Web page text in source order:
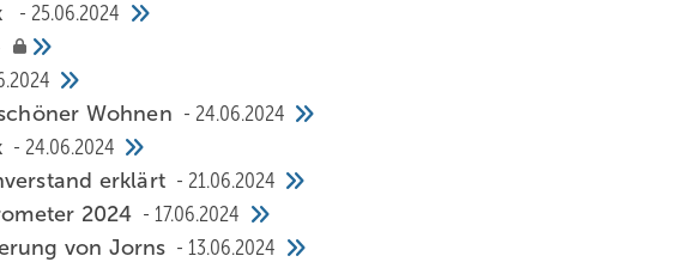
25.06.2024
Wohnen
24.06.2024
24.06.2024
erklärt
21.06.2024
2024
17.06.2024
von Jorns
13.06.2024